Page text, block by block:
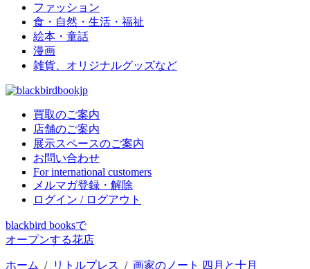
ファッション
食・自然・生活・福祉
絵本・童話
漫画
雑貨、オリジナルグッズなど
買取のご案内
店舗のご案内
展示スペースのご案内
お問い合わせ
For international customers
メルマガ登録・解除
ログイン / ログアウト
blackbird booksで
オープンする花店
ホーム / リトルプレス / 画家のノート 四月と十月